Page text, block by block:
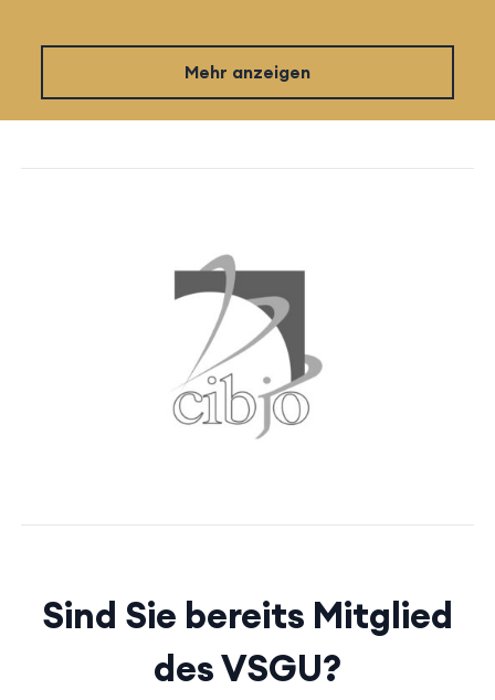
Mehr anzeigen
Sind Sie bereits Mitglied
des VSGU?